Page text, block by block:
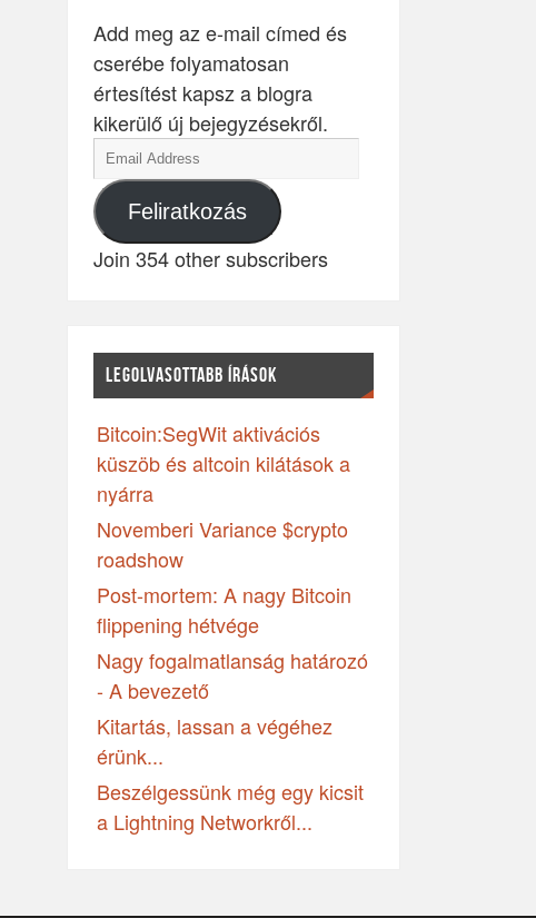
Add meg az e-mail címed és
cserébe folyamatosan
értesítést kapsz a blogra
kikerülő új bejegyzésekről.
Feliratkozás
Join 354 other subscribers
LEGOLVASOTTABB ÍRÁSOK
Bitcoin:SegWit aktivációs
küszöb és altcoin kilátások a
nyárra
Novemberi Variance $crypto
roadshow
Post-mortem: A nagy Bitcoin
flippening hétvége
Nagy fogalmatlanság határozó
- A bevezető
Kitartás, lassan a végéhez
érünk...
Beszélgessünk még egy kicsit
a Lightning Networkről...